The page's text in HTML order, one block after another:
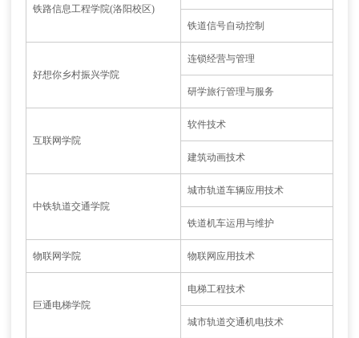
铁路信息工程学院(洛阳校区)
铁道信号自动控制
好想你乡村振兴学院
连锁经营与管理
研学旅行管理与服务
互联网学院
软件技术
建筑动画技术
中铁轨道交通学院
城市轨道车辆应用技术
铁道机车运用与维护
物联网学院 物联网应用技术
巨通电梯学院
电梯工程技术
城市轨道交通机电技术